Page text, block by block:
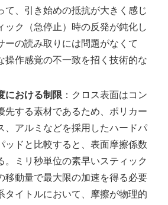
て、引き始めの抵抗が大きく感じ
ック（急停止）時の反発が鈍化し
ーの読み取りには問題がなくて
操作感覚の不一致を招く技術的な
における制限 ：クロス表面はコン
先する素材であるため、ポリカー
、アルミなどを採用したハードパ
ッドと比較すると、表面摩擦係数
。ミリ秒単位の素早いスティック
移動量で最大限の加速を得る必要
タイトルにおいて、摩擦が物理的